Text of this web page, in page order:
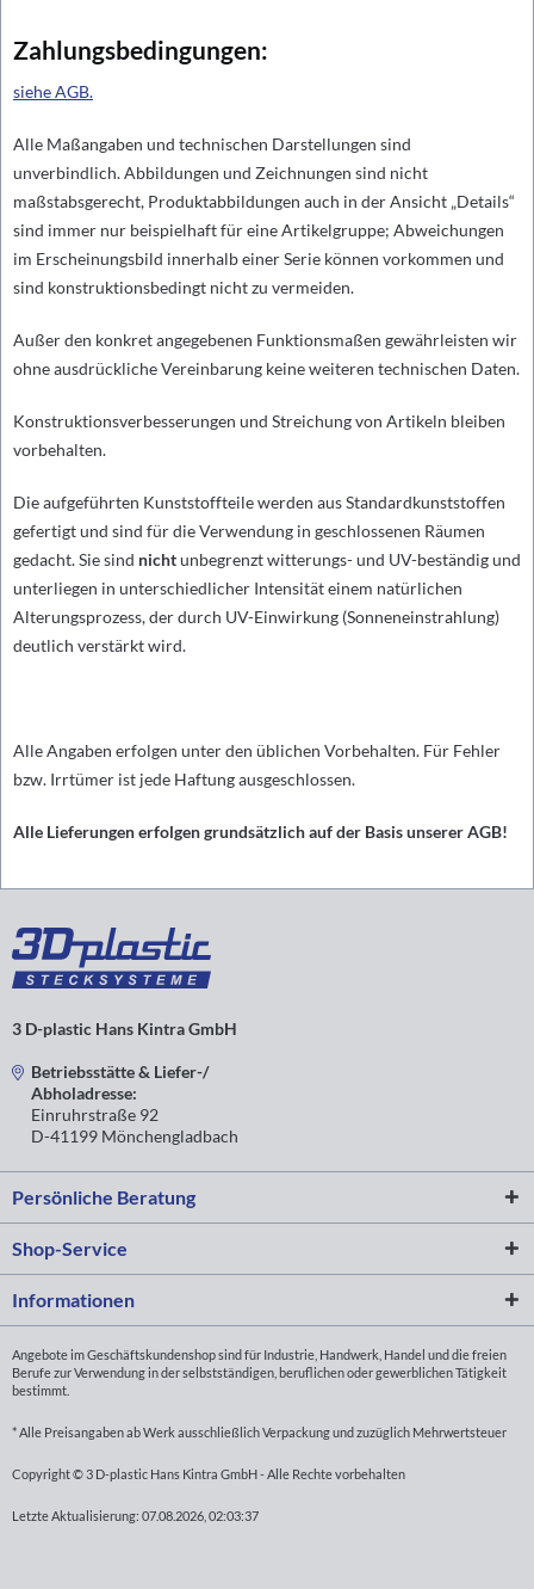
Zahlungsbedingungen:
siehe AGB.
Alle Maßangaben und technischen Darstellungen sind
unverbindlich. Abbildungen und Zeichnungen sind nicht
maßstabsgerecht, Produktabbildungen auch in der Ansicht „Details“
sind immer nur beispielhaft für eine Artikelgruppe; Abweichungen
im Erscheinungsbild innerhalb einer Serie können vorkommen und
sind konstruktionsbedingt nicht zu vermeiden.
Außer den konkret angegebenen Funktionsmaßen gewährleisten wir
ohne ausdrückliche Vereinbarung keine weiteren technischen Daten.
Konstruktionsverbesserungen und Streichung von Artikeln bleiben
vorbehalten.
Die aufgeführten Kunststoffteile werden aus Standardkunststoffen
gefertigt und sind für die Verwendung in geschlossenen Räumen
gedacht. Sie sind nichtunbegrenzt witterungs- und UV-beständig und
unterliegen in unterschiedlicher Intensität einem natürlichen
Alterungsprozess, der durch UV-Einwirkung (Sonneneinstrahlung)
deutlich verstärkt wird.
Alle Angaben erfolgen unter den üblichen Vorbehalten. Für Fehler
bzw. Irrtümer ist jede Haftung ausgeschlossen.
Alle Lieferungen erfolgen grundsätzlich auf der Basis unserer AGB!
3 D-plastic Hans Kintra GmbH
Betriebsstätte & Liefer-/
Abholadresse:
Einruhrstraße 92
D-41199 Mönchengladbach
Persönliche Beratung
Shop-Service
Informationen
Angebote im Geschäftskundenshop sind für Industrie, Handwerk, Handel und die freien
Berufe zur Verwendung in der selbstständigen, beruflichen oder gewerblichen Tätigkeit
bestimmt.
* Alle Preisangaben ab Werk ausschließlich Verpackung und zuzüglich Mehrwertsteuer
Copyright © 3 D-plastic Hans Kintra GmbH - Alle Rechte vorbehalten
Letzte Aktualisierung: 07.08.2026, 02:03:37